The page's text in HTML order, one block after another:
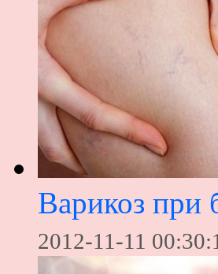
Варикоз при
2012-11-11